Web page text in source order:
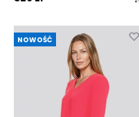
NOWOŚĆ